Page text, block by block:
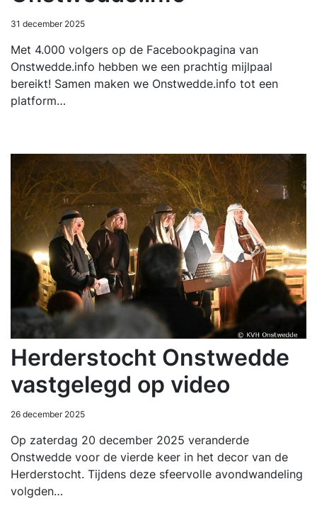
31 december 2025
Met 4.000 volgers op de Facebookpagina van
Onstwedde.info hebben we een prachtig mijlpaal
bereikt! Samen maken we Onstwedde.info tot een
platform…
Herderstocht Onstwedde
vastgelegd op video
26 december 2025
Op zaterdag 20 december 2025 veranderde
Onstwedde voor de vierde keer in het decor van de
Herderstocht. Tijdens deze sfeervolle avondwandeling
volgden…